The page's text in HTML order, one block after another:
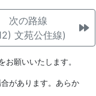
次の路線
文苑公住線)
願いいたします。
があります。あらか